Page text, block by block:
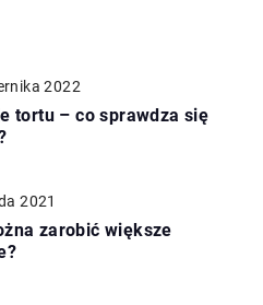
2022
tortu – co sprawdza się
2021
zarobić większe